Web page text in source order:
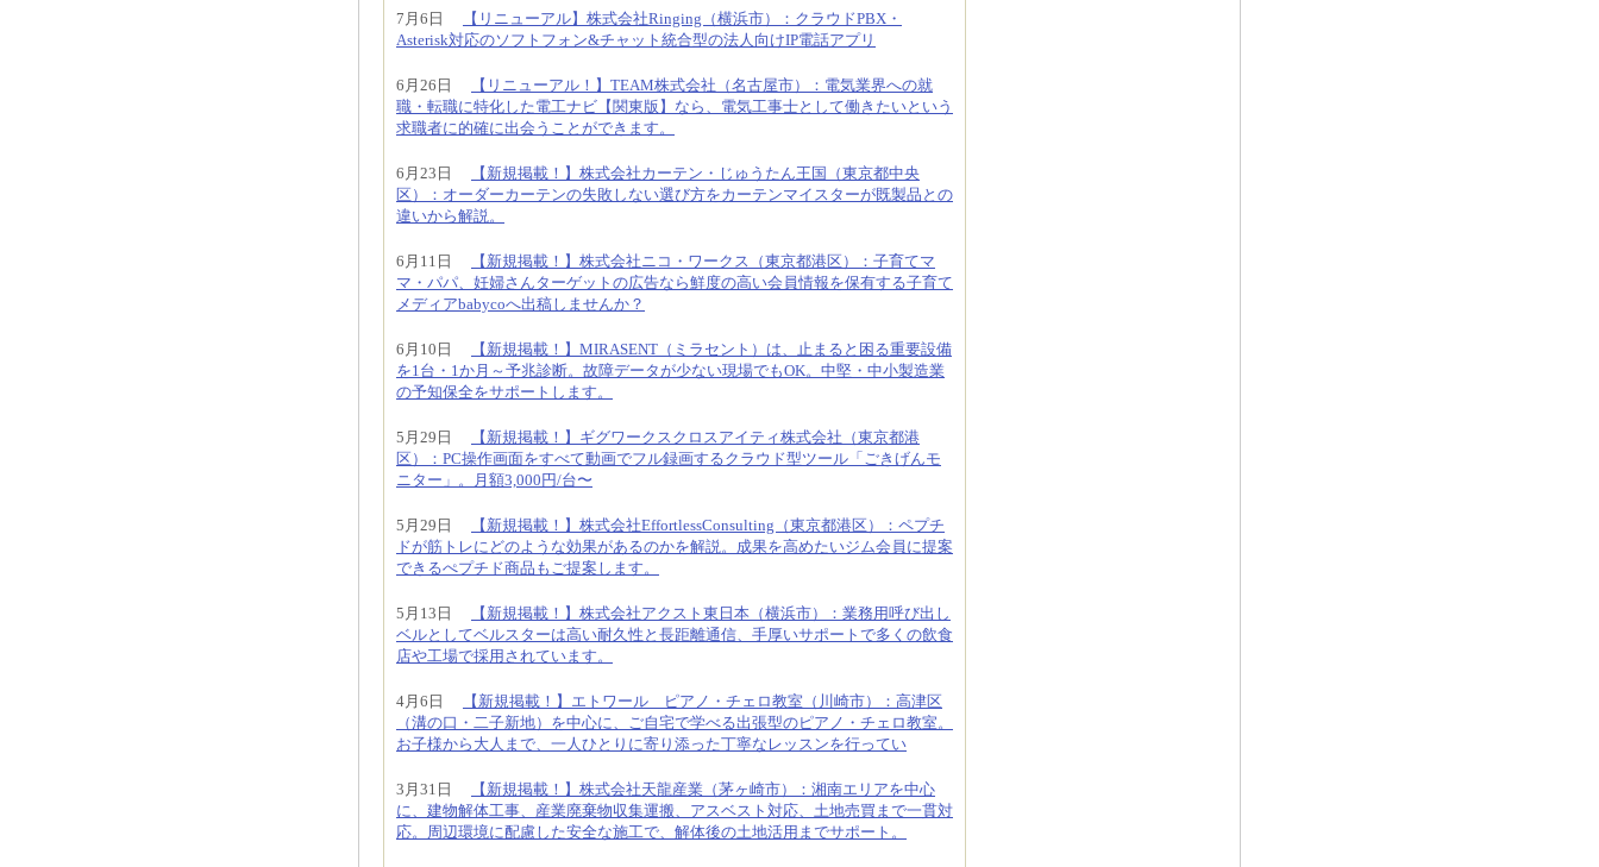
7月6日
【リニューアル】株式会社Ringing（横浜市）：クラウドPBX・
Asterisk対応のソフトフォン&チャット統合型の法人向けIP電話アプリ
6月26日
【リニューアル！】TEAM株式会社（名古屋市）：電気業界への就
職・転職に特化した電工ナビ【関東版】なら、電気工事士として働きたいという
求職者に的確に出会うことができます。
6月23日
【新規掲載！】株式会社カーテン・じゅうたん王国（東京都中央
区）：オーダーカーテンの失敗しない選び方をカーテンマイスターが既製品との
違いから解説。
6月11日
【新規掲載！】株式会社ニコ・ワークス（東京都港区）：子育てマ
マ・パパ、妊婦さんターゲットの広告なら鮮度の高い会員情報を保有する子育て
メディアbabycoへ出稿しませんか？
6月10日
【新規掲載！】MIRASENT（ミラセント）は、止まると困る重要設備
を1台・1か月～予兆診断。故障データが少ない現場でもOK。中堅・中小製造業
の予知保全をサポートします。
5月29日
【新規掲載！】ギグワークスクロスアイティ株式会社（東京都港
区）：PC操作画面をすべて動画でフル録画するクラウド型ツール「ごきげんモ
ニター」。月額3,000円/台〜
5月29日
【新規掲載！】株式会社EffortlessConsulting（東京都港区）：ペプチ
ドが筋トレにどのような効果があるのかを解説。成果を高めたいジム会員に提案
できるぺプチド商品もご提案します。
5月13日
【新規掲載！】株式会社アクスト東日本（横浜市）：業務用呼び出し
ベルとしてベルスターは高い耐久性と長距離通信、手厚いサポートで多くの飲食
店や工場で採用されています。
4月6日
【新規掲載！】エトワール ピアノ・チェロ教室（川崎市）：高津区
（溝の口・二子新地）を中心に、ご自宅で学べる出張型のピアノ・チェロ教室。
お子様から大人まで、一人ひとりに寄り添った丁寧なレッスンを行ってい
3月31日
【新規掲載！】株式会社天龍産業（茅ヶ崎市）：湘南エリアを中心
に、建物解体工事、産業廃棄物収集運搬、アスベスト対応、土地売買まで一貫対
応。周辺環境に配慮した安全な施工で、解体後の土地活用までサポート。